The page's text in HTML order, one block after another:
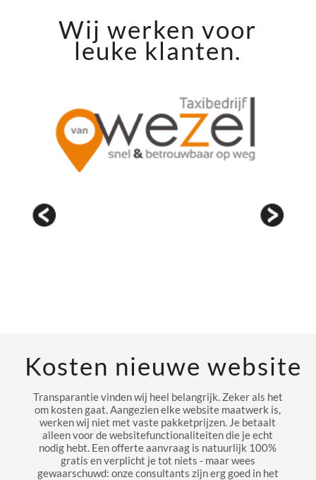
Wij werken voor
leuke klanten.
Kosten nieuwe website
Transparantie vinden wij heel belangrijk. Zeker als het
om kosten gaat. Aangezien elke website maatwerk is,
werken wij niet met vaste pakketprijzen. Je betaalt
alleen voor de websitefunctionaliteiten die je echt
nodig hebt. Een offerte aanvraag is natuurlijk 100%
gratis en verplicht je tot niets - maar wees
gewaarschuwd: onze consultants zijn erg goed in het